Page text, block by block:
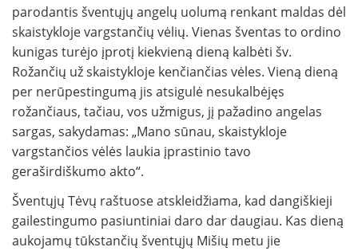
parodantis šventųjų angelų uolumą renkant maldas dėl
skaistykloje vargstančių vėlių. Vienas šventas to ordino
kunigas turėjo įprotį kiekvieną dieną kalbėti šv.
Rožančių už skaistykloje kenčiančias vėles. Vieną dieną
per nerūpestingumą jis atsigulė nesukalbėjęs
rožančiaus, tačiau, vos užmigus, jį pažadino angelas
sargas, sakydamas: „Mano sūnau, skaistykloje
vargstančios vėlės laukia įprastinio tavo
geraširdiškumo akto“.
Šventųjų Tėvų raštuose atskleidžiama, kad dangiškieji
gailestingumo pasiuntiniai daro dar daugiau. Kas dieną
aukojamų tūkstančių šventųjų Mišių metu jie